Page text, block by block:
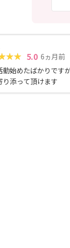
5.0 6ヵ月前
動始めたばかりです
り添って頂けます